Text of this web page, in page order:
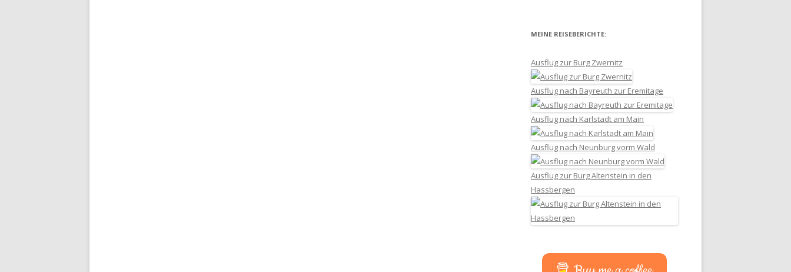
MEINE REISEBERICHTE:
Ausflug zur Burg Zwernitz
Ausflug nach Bayreuth zur Eremitage
Ausflug nach Karlstadt am Main
Ausflug nach Neunburg vorm Wald
Ausflug zur Burg Altenstein in den
Hassbergen